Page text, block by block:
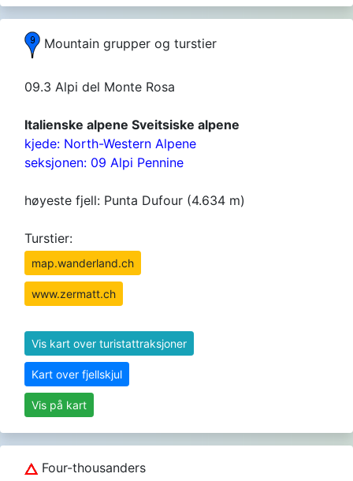
Mountain grupper og turstier
09.3 Alpi del Monte Rosa
Italienske alpene Sveitsiske alpene
kjede: North-Western Alpene
seksjonen: 09 Alpi Pennine
høyeste fjell: Punta Dufour (4.634 m)
Turstier:
map.wanderland.ch
www.zermatt.ch
Vis kart over turistattraksjoner
Kart over fjellskjul
Vis på kart
Four-thousanders